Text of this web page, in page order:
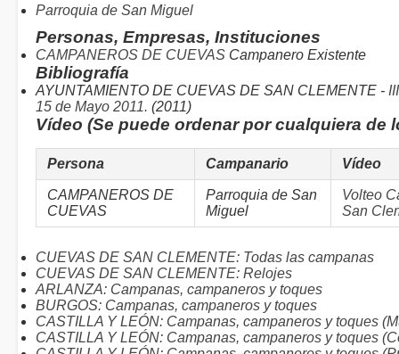
Parroquia de San Miguel
Personas, Empresas, Instituciones
CAMPANEROS DE CUEVAS Campanero Existente
Bibliografía
AYUNTAMIENTO DE CUEVAS DE SAN CLEMENTE -
15 de Mayo 2011. (2011)
Vídeo (Se puede ordenar por cualquiera de
Persona Campanario Vídeo
CAMPANEROS DE
CUEVAS
Parroquia de San
Miguel
Volteo
San
CUEVAS DE SAN CLEMENTE: Todas las campanas
CUEVAS DE SAN CLEMENTE: Relojes
ARLANZA: Campanas, campaneros y toques
BURGOS: Campanas, campaneros y toques
CASTILLA Y LEÓN: Campanas, campaneros y toques
CASTILLA Y LEÓN: Campanas, campaneros y toques